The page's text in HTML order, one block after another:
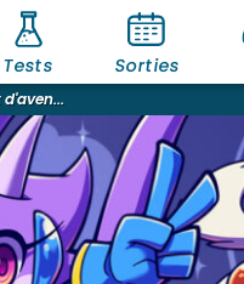
Tests Sorties